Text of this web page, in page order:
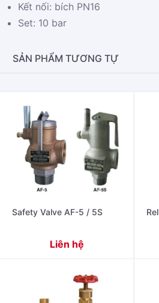
Kết nối: bích PN16
Set: 10 bar
SẢN PHẨM TƯƠNG TỰ
Safety Valve AF-5 / 5S
Liên hệ